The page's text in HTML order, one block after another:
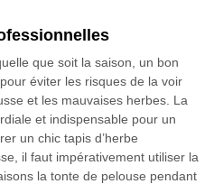
que soit la saison, un bon
éviter les risques de la voir
et les mauvaises herbes. La
et indispensable pour un
un chic tapis d’herbe
il faut impérativement utiliser la
la tonte de pelouse pendant